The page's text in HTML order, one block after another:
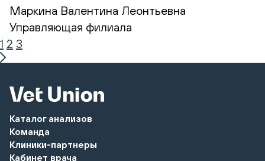
Маркина Валентина Леонтьевна
Управляющая филиала
1 2 3
Каталог анализов
Команда
Клиники-партнеры
Кабинет врача